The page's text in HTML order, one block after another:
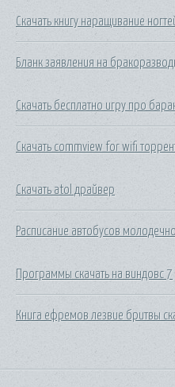
Скачать книгу наращивание
Бланк заявления на
Скачать бесплатно игру про
Скачать commview for wifi
Скачать atol драйвер
Расписание автобусов
Программы скачать на виндовс 7
Книга ефремов лезвие бритвы